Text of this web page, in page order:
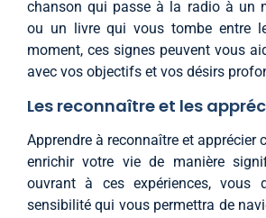
chanson qui passe à la radio à un
ou un livre qui vous tombe entre
moment, ces signes peuvent vous
avec vos objectifs et vos désirs
Les reconnaître et les
Apprendre à reconnaître et apprécier
enrichir votre vie de manière
ouvrant à ces expériences, vous
sensibilité qui vous permettra de